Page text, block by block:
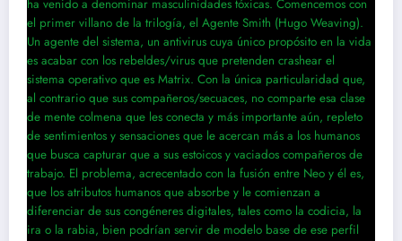
ha venido a denominar masculinidades tóxicas. Comencemos con
el primer villano de la trilogía, el Agente Smith (Hugo Weaving).
Un agente del sistema, un antivirus cuya único propósito en la vida
es acabar con los rebeldes/virus que pretenden crashear el
sistema operativo que es Matrix. Con la única particularidad que,
al contrario que sus compañeros/secuaces, no comparte esa clase
de mente colmena que les conecta y más importante aún, repleto
de sentimientos y sensaciones que le acercan más a los humanos
que busca capturar que a sus estoicos y vaciados compañeros de
trabajo. El problema, acrecentado con la fusión entre Neo y él es,
que los atributos humanos que absorbe y le comienzan a
diferenciar de sus congéneres digitales, tales como la codicia, la
ira o la rabia, bien podrían servir de modelo base de ese perfil